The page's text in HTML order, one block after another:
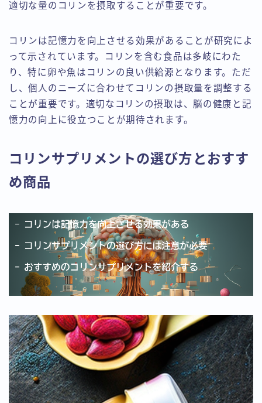
適切な量のコリンを摂取することが重要です。
コリンは記憶力を向上させる効果があることが研究によ
って示されています。コリンを含む食品は多岐にわた
り、特に卵や魚はコリンの良い供給源となります。ただ
し、個人のニーズに合わせてコリンの摂取量を調整する
ことが重要です。適切なコリンの摂取は、脳の健康と記
憶力の向上に役立つことが期待されます。
コリンサプリメントの選び方とおすす
め商品